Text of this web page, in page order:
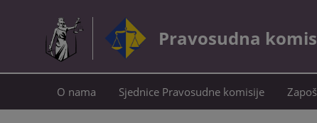
Pravosudna
O nama Sjednice Pravosudne komisije